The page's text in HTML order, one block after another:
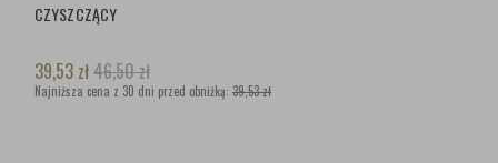
CZYSZCZĄCY
39,53 zł46,50zł
Najniższa cena z 30 dni przed obniżką: 39,53 zł